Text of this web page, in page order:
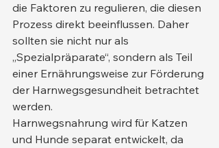
die Faktoren zu regulieren, die diesen
Prozess direkt beeinflussen. Daher
sollten sie nicht nur als
„Spezialpräparate“, sondern als Teil
einer Ernährungsweise zur Förderung
der Harnwegsgesundheit betrachtet
werden.
Harnwegsnahrung wird für Katzen
und Hunde separat entwickelt, da